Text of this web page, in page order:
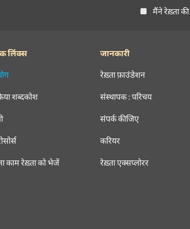
मैंने रेख़्ता की
लिंक्स
शब्दकोश
काम रेख़्ता को भेजें
जानकारी
रेख़्ता फ़ाउंडेशन
संस्थापक : परिचय
संपर्क कीजिए
करियर
रेख़्ता एक्सप्लोरर